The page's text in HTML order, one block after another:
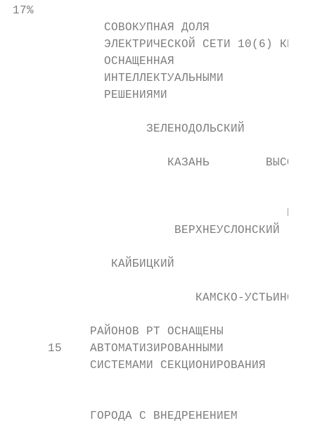
17%
             СОВОКУПНАЯ ДОЛЯ
             ЭЛЕКТРИЧЕСКОЙ СЕТИ 10(6) КВ,
             ОСНАЩЕННАЯ
             ИНТЕЛЛЕКТУАЛЬНЫМИ
             РЕШЕНИЯМИ
                   ЗЕЛЕНОДОЛЬСКИЙ
КАЗАНЬ
ВЕРХНЕУСЛОНСКИЙ
КАЙБИЦКИЙ
КАМСКО-
РАЙОНОВ РТ ОСНАЩЕНЫ
     15    АВТОМАТИЗИРОВАННЫМИ
СИСТЕМАМИ СЕКЦИОНИРОВАНИЯ
ГОРОДА С ВНЕДРЕНЕНИЕМ